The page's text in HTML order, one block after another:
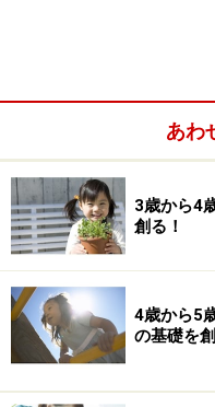
あわ
3歳から4
創る！
4歳から5
の基礎を